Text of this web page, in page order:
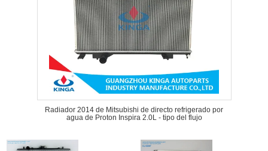
Radiador 2014 de Mitsubishi de directo refrigerado por
agua de Proton Inspira 2.0L - tipo del flujo